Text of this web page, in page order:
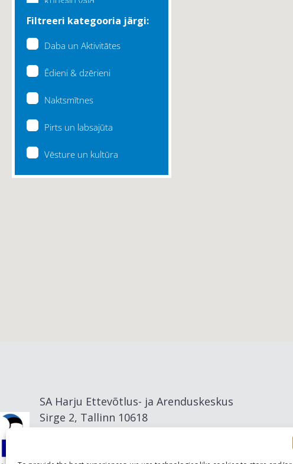
Lääne-Harju vald
Filtreeri kategooria järgi:
Daba un Aktivitātes
Ēdieni & dzērieni
Naktsmītnes
Pirts un labsajūta
Vēsture un kultūra
SA Harju Ettevõtlus- ja Arenduskeskus
Sirge 2, Tallinn 10618